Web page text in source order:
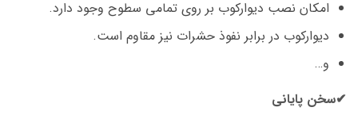
امکان نصب دیوارکوب بر روی تمامی سطوح وجود دارد.
دیوارکوب در برابر نفوذ حشرات نیز مقاوم است.
و…
✔سخن پایانی